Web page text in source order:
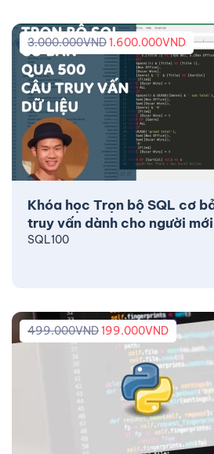
Khóa học Trọn bộ SQL cơ
truy vấn dành cho người
3.000.000VND1.600.000VND
SQL100
499.000VND199.000VND